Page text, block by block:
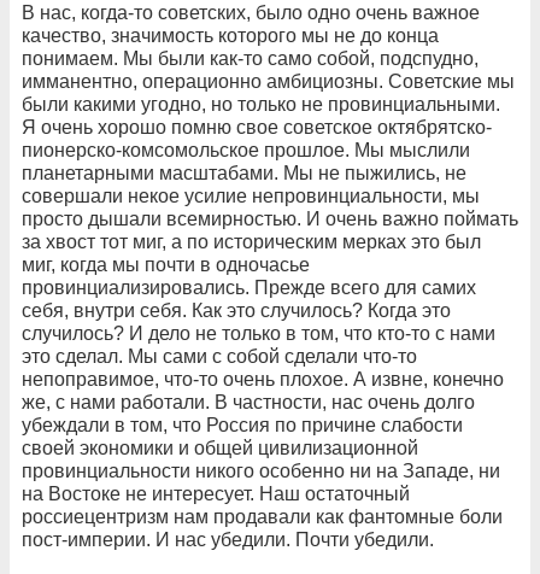
В нас, когда-то советских, было одно очень важное
качество, значимость которого мы не до конца
понимаем. Мы были как-то само собой, подспудно,
имманентно, операционно амбициозны. Советские мы
были какими угодно, но только не провинциальными.
Я очень хорошо помню свое советское октябрятско-
пионерско-комсомольское прошлое. Мы мыслили
планетарными масштабами. Мы не пыжились, не
совершали некое усилие непровинциальности, мы
просто дышали всемирностью. И очень важно поймать
за хвост тот миг, а по историческим мерках это был
миг, когда мы почти в одночасье
провинциализировались. Прежде всего для самих
себя, внутри себя. Как это случилось? Когда это
случилось? И дело не только в том, что кто-то с нами
это сделал. Мы сами с собой сделали что-то
непоправимое, что-то очень плохое. А извне, конечно
же, с нами работали. В частности, нас очень долго
убеждали в том, что Россия по причине слабости
своей экономики и общей цивилизационной
провинциальности никого особенно ни на Западе, ни
на Востоке не интересует. Наш остаточный
россиецентризм нам продавали как фантомные боли
пост-империи. И нас убедили. Почти убедили.